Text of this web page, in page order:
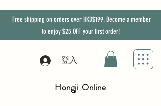
Free shipping on orders over HKD$199. Become a member
to enjoy$25 OFFyour first order!
登入
Hongji Online